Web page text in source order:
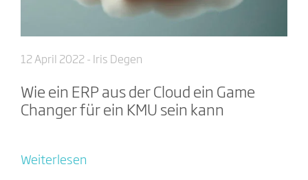
12 April 2022 - Iris Degen
Wie ein ERP aus der Cloud ein Game
Changer für ein KMU sein kann
Weiterlesen